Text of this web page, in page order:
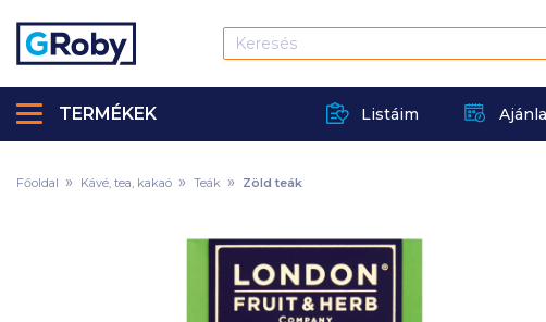
Listáim
TERMÉKEK
Főoldal Kávé, tea, kakaó Teák Zöld teák